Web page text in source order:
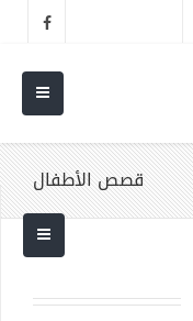
قصص الأطفال